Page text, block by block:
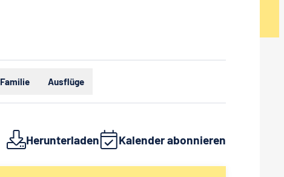
Familie Ausflüge
Herunterladen Kalender abonnieren